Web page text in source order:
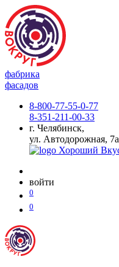
фабрика
фасадов
8-800-77-55-0-77
8-351-211-00-33
г. Челябинск,
ул. Автодорожная, 7а
войти
0
0